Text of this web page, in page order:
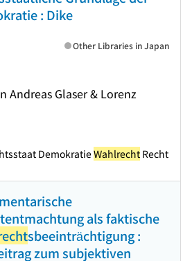
: Dike
Andreas Glaser & Lorenz
Other Libraries in Japan
DemokratieWahlrecht Recht
als faktische
sbeeinträchtigung :
zum subjektiven